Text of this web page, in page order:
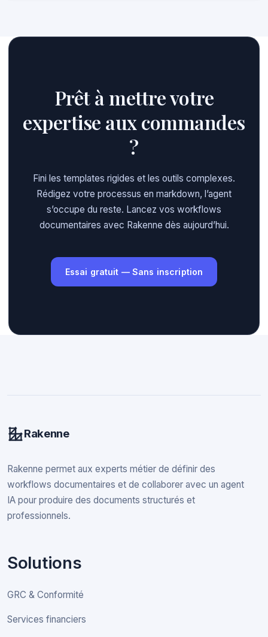
Prêt à mettre votre
expertise aux commandes
?
Fini les templates rigides et les outils complexes.
Rédigez votre processus en markdown, l’agent
s’occupe du reste. Lancez vos workflows
documentaires avec Rakenne dès aujourd’hui.
Essai gratuit — Sans inscription
Rakenne
Rakenne permet aux experts métier de définir des
workflows documentaires et de collaborer avec un agent
IA pour produire des documents structurés et
professionnels.
Solutions
GRC & Conformité
Services financiers